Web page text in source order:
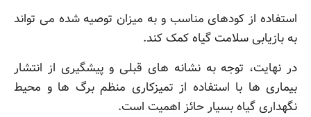
استفاده از کودهای مناسب و به میزان توصیه شده می تواند
به بازیابی سلامت گیاه کمک کند.
در نهایت، توجه به نشانه های قبلی و پیشگیری از انتشار
بیماری ها با استفاده از تمیزکاری منظم برگ ها و محیط
نگهداری گیاه بسیار حائز اهمیت است.